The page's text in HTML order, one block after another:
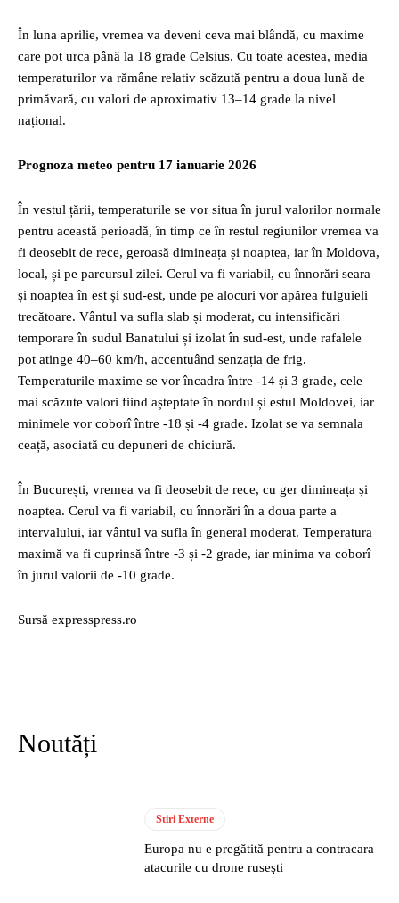
În luna aprilie, vremea va deveni ceva mai blândă, cu maxime
care pot urca până la 18 grade Celsius. Cu toate acestea, media
temperaturilor va rămâne relativ scăzută pentru a doua lună de
primăvară, cu valori de aproximativ 13–14 grade la nivel
național.
Prognoza meteo pentru 17 ianuarie 2026
În vestul țării, temperaturile se vor situa în jurul valorilor normale
pentru această perioadă, în timp ce în restul regiunilor vremea va
fi deosebit de rece, geroasă dimineața și noaptea, iar în Moldova,
local, și pe parcursul zilei. Cerul va fi variabil, cu înnorări seara
și noaptea în est și sud-est, unde pe alocuri vor apărea fulguieli
trecătoare. Vântul va sufla slab și moderat, cu intensificări
temporare în sudul Banatului și izolat în sud-est, unde rafalele
pot atinge 40–60 km/h, accentuând senzația de frig.
Temperaturile maxime se vor încadra între -14 și 3 grade, cele
mai scăzute valori fiind așteptate în nordul și estul Moldovei, iar
minimele vor coborî între -18 și -4 grade. Izolat se va semnala
ceață, asociată cu depuneri de chiciură.
În București, vremea va fi deosebit de rece, cu ger dimineața și
noaptea. Cerul va fi variabil, cu înnorări în a doua parte a
intervalului, iar vântul va sufla în general moderat. Temperatura
maximă va fi cuprinsă între -3 și -2 grade, iar minima va coborî
în jurul valorii de -10 grade.
Sursă expresspress.ro
Noutăți
Stiri Externe
Europa nu e pregătită pentru a contracara
atacurile cu drone ruseşti